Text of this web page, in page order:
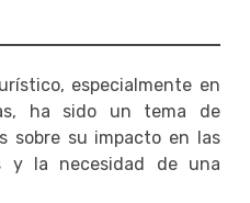
especialmente en
ha sido un tema de
sobre su impacto en las
y la necesidad de una